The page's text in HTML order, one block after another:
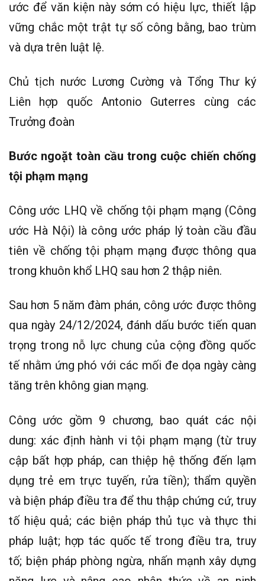
ước để văn kiện này sớm có hiệu lực, thiết lập
vững chắc một trật tự số công bằng, bao trùm
và dựa trên luật lệ.
Chủ tịch nước Lương Cường và Tổng Thư ký
Liên hợp quốc Antonio Guterres cùng các
Trưởng đoàn
Bước ngoặt toàn cầu trong cuộc chiến chống
tội phạm mạng
Công ước LHQ về chống tội phạm mạng (Công
ước Hà Nội) là công ước pháp lý toàn cầu đầu
tiên về chống tội phạm mạng được thông qua
trong khuôn khổ LHQ sau hơn 2 thập niên.
Sau hơn 5 năm đàm phán, công ước được thông
qua ngày 24/12/2024, đánh dấu bước tiến quan
trọng trong nỗ lực chung của cộng đồng quốc
tế nhằm ứng phó với các mối đe dọa ngày càng
tăng trên không gian mạng.
Công ước gồm 9 chương, bao quát các nội
dung: xác định hành vi tội phạm mạng (từ truy
cập bất hợp pháp, can thiệp hệ thống đến lạm
dụng trẻ em trực tuyến, rửa tiền); thẩm quyền
và biện pháp điều tra để thu thập chứng cứ, truy
tố hiệu quả; các biện pháp thủ tục và thực thi
pháp luật; hợp tác quốc tế trong điều tra, truy
tố; biện pháp phòng ngừa, nhấn mạnh xây dựng